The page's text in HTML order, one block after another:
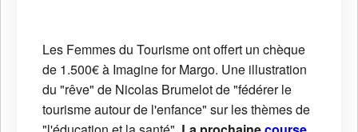
Les Femmes du Tourisme ont offert un chèque
de 1.500€ à Imagine for Margo. Une illustration
du "rêve" de Nicolas Brumelot de "fédérer le
tourisme autour de l'enfance" sur les thèmes de